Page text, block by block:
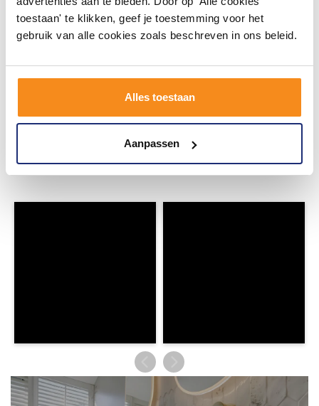
toestaan' te klikken, geef je toestemming voor het
gebruik van alle cookies zoals beschreven in ons beleid.
Alles toestaan
Aanpassen
#mijndroombadkamer
Wij geloven in de kracht van delen. Deel jouw
en tag @megadumpnl. Samen bouwen we een
badkamerstijlen. Doe je mee?